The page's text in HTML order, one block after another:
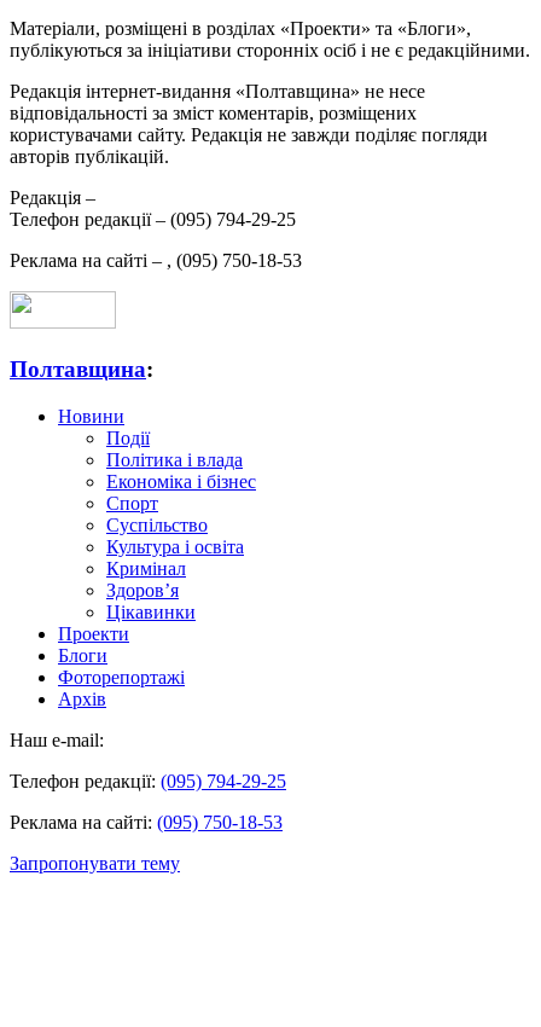
Матеріали, розміщені в розділах «Проекти» та «Блоги»,
публікуються за ініціативи сторонніх осіб і не є редакційними.
Редакція інтернет-видання «Полтавщина» не несе
відповідальності за зміст коментарів, розміщених
користувачами сайту. Редакція не завжди поділяє погляди
авторів публікацій.
Редакція –
Телефон редакції – (095) 794-29-25
Реклама на сайті – , (095) 750-18-53
Полтавщина:
Новини
Події
Політика і влада
Економіка і бізнес
Спорт
Суспільство
Культура і освіта
Кримінал
Здоров’я
Цікавинки
Проекти
Блоги
Фоторепортажі
Архів
Наш e-mail:
Телефон редакції: (095) 794-29-25
Реклама на сайті: (095) 750-18-53
Запропонувати тему